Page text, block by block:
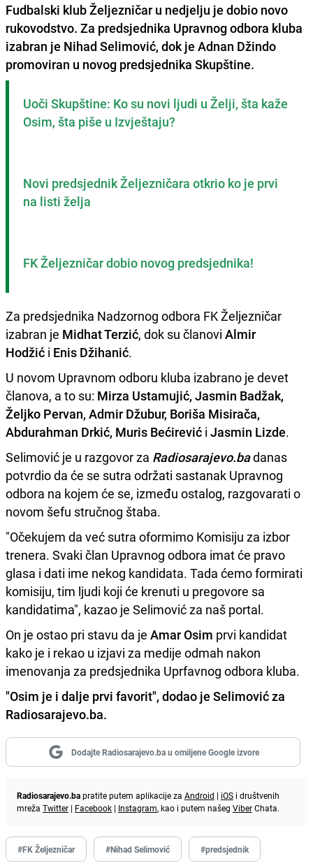
Fudbalski klub Željezničar u nedjelju je dobio novo
rukovodstvo. Za predsjednika Upravnog odbora kluba
izabran je Nihad Selimović, dok je Adnan Džindo
promoviran u novog predsjednika Skupštine.
Uoči Skupštine: Ko su novi ljudi u Želji, šta kaže
Osim, šta piše u Izvještaju?
Novi predsjednik Željezničara otkrio ko je prvi
na listi želja
FK Željezničar dobio novog predsjednika!
Za predsjednika Nadzornog odbora FK Željezničar
izabran je Midhat Terzić, dok su članovi Almir
Hodžić i Enis Džihanić.
U novom Upravnom odboru kluba izabrano je devet
članova, a to su: Mirza Ustamujić, Jasmin Badžak,
Željko Pervan, Admir Džubur, Boriša Misirača,
Abdurahman Drkić, Muris Bećirević i Jasmin Lizde.
Selimović je u razgovor za Radiosarajevo.badanas
potvrdio da će se sutra održati sastanak Upravnog
odbora na kojem će se, između ostalog, razgovarati o
novom šefu stručnog štaba.
"Očekujem da već sutra oformimo Komisiju za izbor
trenera. Svaki član Upravnog odbora imat će pravo
glasa i dati ime nekog kandidata. Tada ćemo formirati
komisiju, tim ljudi koji će krenuti u pregovore sa
kandidatima", kazao je Selimović za naš portal.
On je ostao pri stavu da je Amar Osim prvi kandidat
kako je i rekao u izjavi za medije odmah nakon
imenovanja za predsjednika Uprfavnog odbora kluba.
"Osim je i dalje prvi favorit", dodao je Selimović za
Radiosarajevo.ba.
Dodajte Radiosarajevo.ba u omiljene Google izvore
Radiosarajevo.bapratite putem aplikacije za Android | iOS i društvenih
mreža Twitter | Facebook | Instagram, kao i putem našeg ViberChata.
#FK Željezničar #Nihad Selimović #predsjednik